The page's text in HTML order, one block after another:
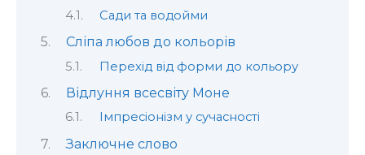
Сади та водойми
Сліпа любов до кольорів
Перехід від форми до кольору
Відлуння всесвіту Моне
Імпресіонізм у сучасності
Заключне слово